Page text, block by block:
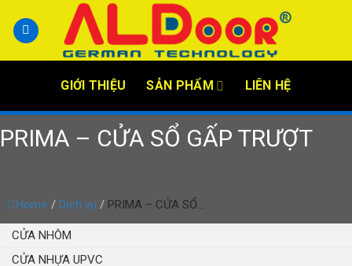
content
GIỚI THIỆU SẢN PHẨM LIÊN HỆ
PRIMA – CỬA SỔ GẤP TRƯỢT
Home / Dịch vụ / PRIMA – CỬA SỔ...
CỬA NHÔM
CỬA NHỰA UPVC